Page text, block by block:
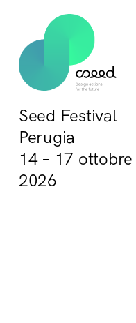
Seed Festival
Perugia
14 – 17 ottobre
2026